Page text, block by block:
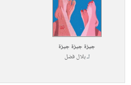
جيزة جيزة جيزة
لـبلال فضل